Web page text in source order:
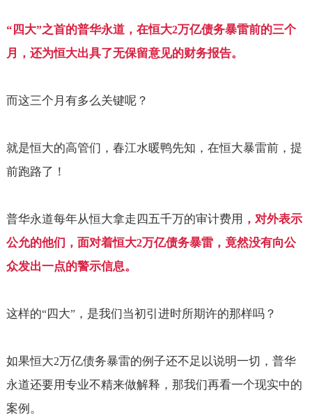
“ 四大”之首的普华永道，在恒大2万亿债务暴雷前的三个
月，还为恒大出具了无保留意见的财务报告。
而这三个月有多么关键呢？
就是恒大的高管们，春江水暖鸭先知，在恒大暴雷前，提
前跑路了！
普华永道每年从恒大拿走四五千万的审计费用 ，对外表示
公允的他们，面对着恒大2万亿债务暴雷，竟然没有向公
众发出一点的警示信息。
这样的“四大”，是我们当初引进时所期许的那样吗？
如果恒大2万亿债务暴雷的例子还不足以说明一切，普华
永道还要用专业不精来做解释，那我们再看一个现实中的
案例。